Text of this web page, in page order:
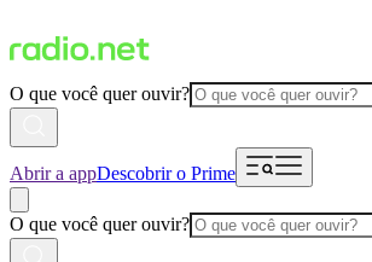
O que você quer ouvir?
Abrir a appDescobrir o Prime
O que você quer ouvir?